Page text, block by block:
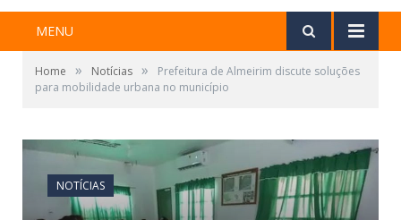
MENU
Home » Notícias »
Prefeitura de Almeirim discute soluções
para mobilidade urbana no município
NOTÍCIAS